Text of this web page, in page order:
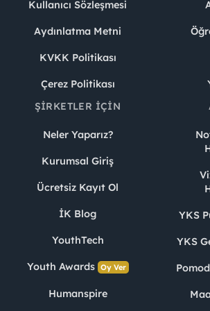
Kullanıcı Sözleşmesi
Aydınlatma Metni
KVKK Politikası
Çerez Politikası
ŞIRKETLER İÇIN
Neler Yaparız?
Kurumsal Giriş
Ücretsiz Kayıt Ol
İK Blog
YouthTech
Youth Awards Oy Ver
Humanspire
YKS
YKS